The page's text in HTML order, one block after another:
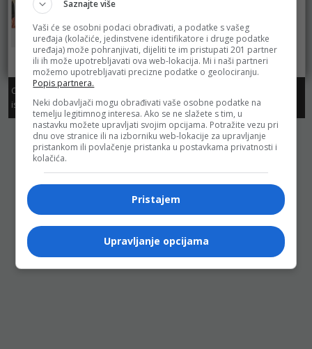
Bingo
Copyright. Sva prava zadržana. Dozvoljeno preuzimanje sadržaja
isključivo uz navođenje linka prema stranici sa koje je sadržaj preuzet.
Saznajte više
Vaši će se osobni podaci obrađivati, a podatke s vašeg
uređaja (kolačiće, jedinstvene identifikatore i druge podatke
uređaja) može pohranjivati, dijeliti te im pristupati 201 partner
ili ih može upotrebljavati ova web-lokacija. Mi i naši partneri
možemo upotrebljavati precizne podatke o geolociranju.
Popis partnera.
Neki dobavljači mogu obrađivati vaše osobne podatke na
temelju legitimnog interesa. Ako se ne slažete s tim, u
nastavku možete upravljati svojim opcijama. Potražite vezu pri
dnu ove stranice ili na izborniku web-lokacije za upravljanje
pristankom ili povlačenje pristanka u postavkama privatnosti i
kolačića.
Pristajem
Upravljanje opcijama